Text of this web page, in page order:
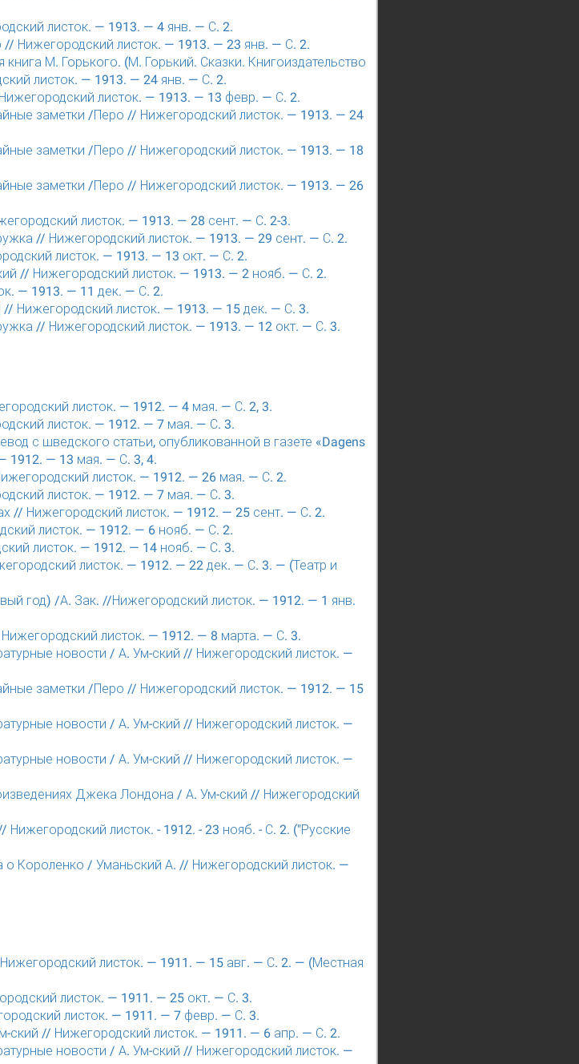
листок. — 1913. — 4 янв. — С. 2.
// Нижегородский листок. — 1913. — 23 янв. — С. 2.
М. Горького. (М. Горький. Сказки. Книгоиздательство
листок. — 1913. — 24 янв. — С. 2.
листок. — 1913. — 13 февр. — С. 2.
заметки /Перо // Нижегородский листок. — 1913. — 24
заметки /Перо // Нижегородский листок. — 1913. — 18
заметки /Перо // Нижегородский листок. — 1913. — 26
листок. — 1913. — 28 сент. — С. 2-3.
// Нижегородский листок. — 1913. — 29 сент. — С. 2.
листок. — 1913. — 13 окт. — С. 2.
// Нижегородский листок. — 1913. — 2 нояб. — С. 2.
— 1913. — 11 дек. — С. 2.
Нижегородский листок. — 1913. — 15 дек. — С. 3.
// Нижегородский листок. — 1913. — 12 окт. — С. 3.
листок. — 1912. — 4 мая. — С. 2, 3.
листок. — 1912. — 7 мая. — С. 3.
с шведского статьи, опубликованной в газете «Dagens
1912. — 13 мая. — С. 3, 4.
листок. — 1912. — 26 мая. — С. 2.
листок. — 1912. — 7 мая. — С. 3.
// Нижегородский листок. — 1912. — 25 сент. — С. 2.
листок. — 1912. — 6 нояб. — С. 2.
листок. — 1912. — 14 нояб. — С. 3.
листок. — 1912. — 22 дек. — С. 3. — (Театр и
год) /А. Зак. //Нижегородский листок. — 1912. — 1 янв.
листок. — 1912. — 8 марта. — С. 3.
новости / А. Ум-ский // Нижегородский листок. —
заметки /Перо // Нижегородский листок. — 1912. — 15
новости / А. Ум-ский // Нижегородский листок. —
новости / А. Ум-ский // Нижегородский листок. —
Джека Лондона / А. Ум-ский // Нижегородский
листок. - 1912. - 23 нояб. - С. 2. ("Русские
Короленко / Уманьский А. // Нижегородский листок. —
листок. — 1911. — 15 авг. — С. 2. — (Местная
листок. — 1911. — 25 окт. — С. 3.
листок. — 1911. — 7 февр. — С. 3.
// Нижегородский листок. — 1911. — 6 апр. — С. 2.
новости / А. Ум-ский // Нижегородский листок. —